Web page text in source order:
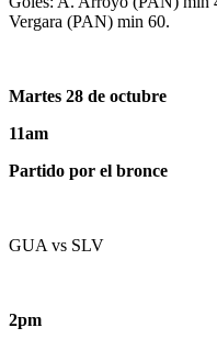
Vergara (PAN) min 60.
Martes 28 de octubre
11am
Partido por el bronce
GUA vs SLV
2pm